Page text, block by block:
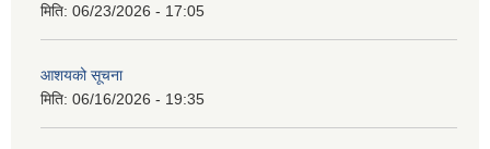
मिति: 06/23/2026 - 17:05
आशयको सूचना
मिति: 06/16/2026 - 19:35